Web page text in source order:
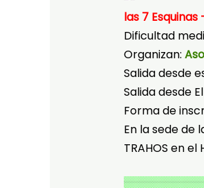
las 7
Dificultad
Organizan:
Salida desde
Salida desde
Forma de
En la sede de
TRAHOS en